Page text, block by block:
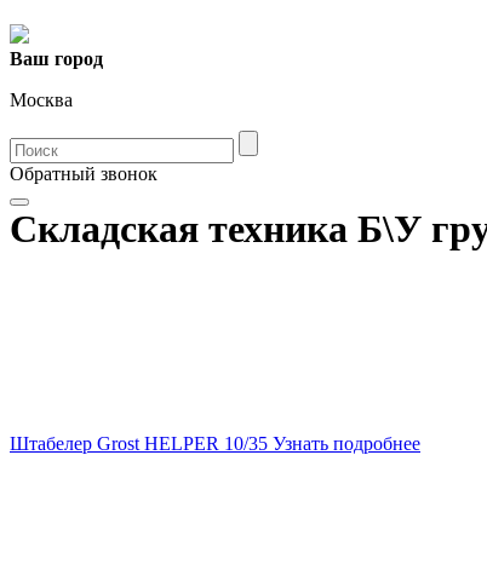
Ваш город
Москва
Oбратный звонок
Складская техника Б\У
Штабелер Grost HELPER 10/35 Узнать подробнее